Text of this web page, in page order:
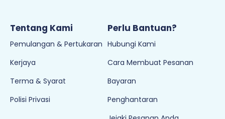
Tentang Kami
Pemulangan & Pertukaran
Kerjaya
Terma & Syarat
Polisi Privasi
Perlu Bantuan?
Hubungi Kami
Cara Membuat Pesanan
Bayaran
Penghantaran